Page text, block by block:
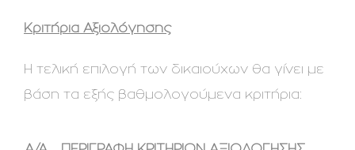
Κριτήρια Αξιολόγησης
Η τελική επιλογή των δικαιούχων θα γίνει με
βάση τα εξής βαθμολογούμενα κριτήρια: